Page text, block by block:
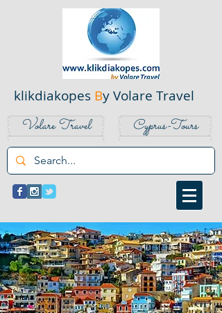
klikdiakopes By Volare Travel
Volare Travel Cyprus-Tours